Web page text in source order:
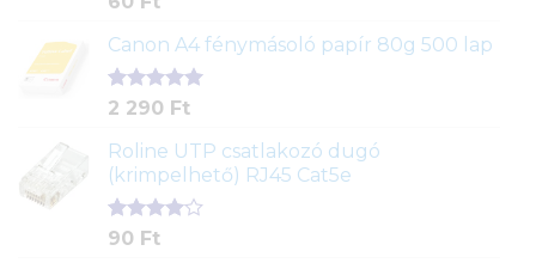
ből,
értékelés
alapján
Canon A4 fénymásoló papír 80g 500 lap
Értékelés
ből,
2
értékelés
alapján
2 290 Ft
Roline UTP csatlakozó dugó
(krimpelhető) RJ45 Cat5e
Értékelés
2
90 Ft